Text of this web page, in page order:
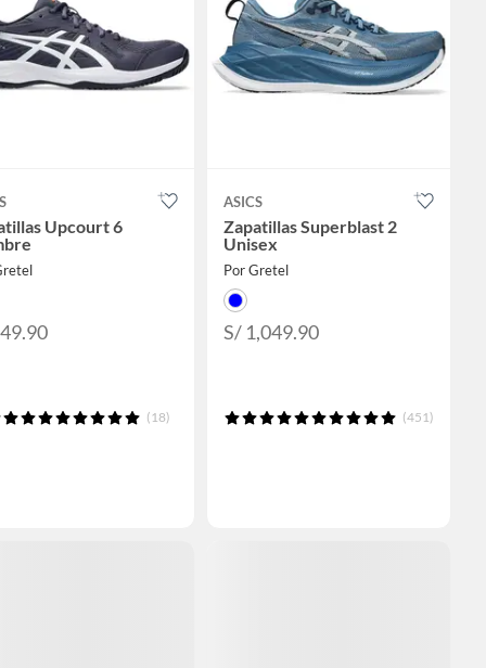
Upcourt 6
(18)
ASICS
Zapatillas Superblast 2
Unisex
Por Gretel
S/ 1,049.90
(451)